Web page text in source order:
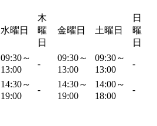
水曜日
木
曜
日
金曜日 土曜日
日
曜
日
09:30～
13:00
-
09:30～
13:00
09:30～
13:00
-
14:30～
19:00
-
14:30～
19:00
14:00～
18:00
-